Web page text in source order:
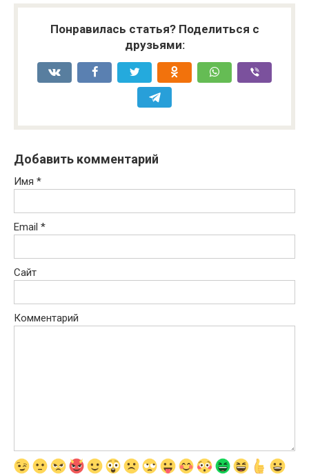
Понравилась статья? Поделиться с
друзьями:
Добавить комментарий
Имя *
Email *
Сайт
Комментарий